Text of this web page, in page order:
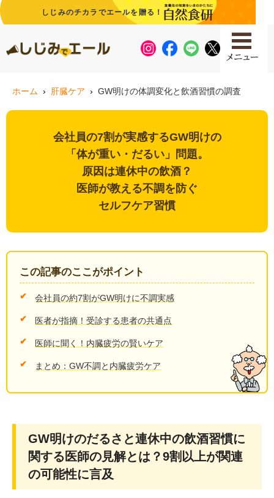
しじみのチカラでエールを贈る！
ホーム 肝臓ケア GW明けの体調変化と飲酒習慣の調査
会社員の7割が実感するGW明けの
「体が重い・だるい」問題。
原因は連休中の飲酒？
医師が教える不調を防ぐ
セルフケア習慣
この記事のここがポイント
会社員の約7割がGW明けに不調実感
医者が指摘！受診する患者の共通点
医師に聞く！内臓疲労の賢いケア
まとめ：GW不調と内臓疲労ケア
GW明けのだるさと連休中の飲酒習慣に
関する医師の見解とは？9割以上が関連
の可能性に言及